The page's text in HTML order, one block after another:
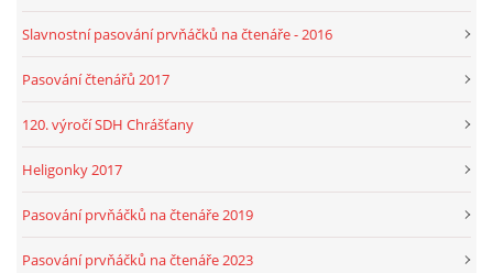
Slavnostní pasování prvňáčků na čtenáře - 2016
Pasování čtenářů 2017
120. výročí SDH Chrášťany
Heligonky 2017
Pasování prvňáčků na čtenáře 2019
Pasování prvňáčků na čtenáře 2023